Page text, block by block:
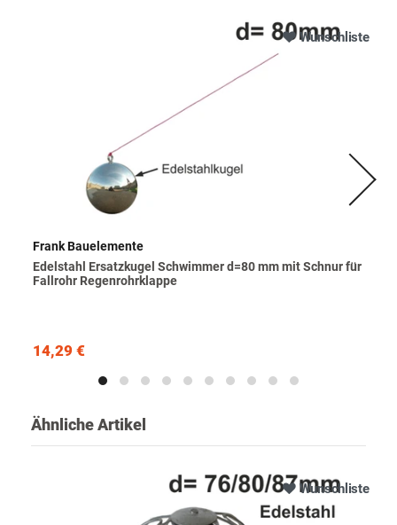
Wunschliste
Frank Bauelemente
Edelstahl Ersatzkugel Schwimmer d=80 mm mit Schnur für
Fallrohr Regenrohrklappe
14,29 €
Ähnliche Artikel
Wunschliste